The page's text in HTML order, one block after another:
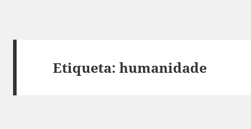
Etiqueta:humanidade